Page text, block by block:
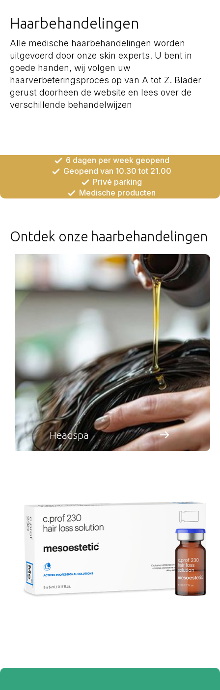
Haarbehandelingen
Alle medische haarbehandelingen worden
uitgevoerd door onze skin experts. U bent in
goede handen, wij volgen uw
haarverbeteringsproces op van A tot Z. Blader
gerust doorheen de website en lees over de
verschillende behandelwijzen
6 dagen per week geopend
Geopend van 10.30 tot 21.00
Privé parking
Medische producten
Ontdek onze haarbehandelingen
Headspa